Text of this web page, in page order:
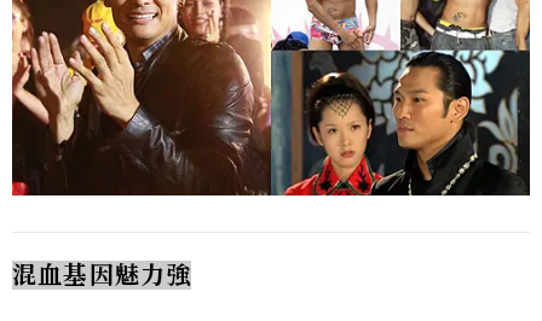
混血基因魅力強